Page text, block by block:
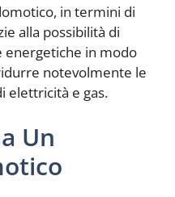
in termini di
alla possibilità di
energetiche in modo
notevolmente le
elettricità e gas.
Un